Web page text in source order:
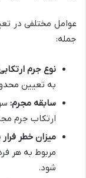
عوامل مختلفی در
جمله:
نوع جرم
به تعیین
سابقه مجرم:
ارتکاب جرم
میزان خطر
مربوط به هر
شود.